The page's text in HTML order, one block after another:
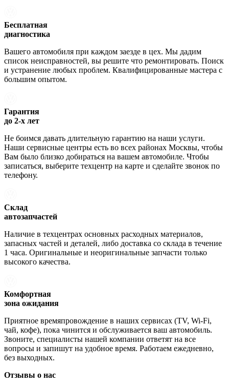
Бесплатная
диагностика
Вашего автомобиля при каждом заезде в цех. Мы дадим
список неисправностей, вы решите что ремонтировать. Поиск
и устранение любых проблем. Квалифицированные мастера с
большим опытом.
Гарантия
до 2-х лет
Не боимся давать длительную гарантию на наши услуги.
Наши сервисные центры есть во всех районах Москвы, чтобы
Вам было близко добираться на вашем автомобиле. Чтобы
записаться, выберите техцентр на карте и сделайте звонок по
телефону.
Склад
автозапчастей
Наличие в техцентрах основных расходных материалов,
запасных частей и деталей, либо доставка со склада в течение
1 часа. Оригинальные и неоригинальные запчасти только
высокого качества.
Комфортная
зона ожидания
Приятное времяпровождение в наших сервисах (TV, Wi-Fi,
чай, кофе), пока чинится и обслуживается ваш автомобиль.
Звоните, специалисты нашей компании ответят на все
вопросы и запишут на удобное время. Работаем ежедневно,
без выходных.
Отзывы о нас